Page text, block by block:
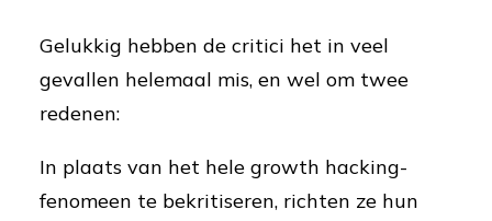
Gelukkig hebben de critici het in veel
gevallen helemaal mis, en wel om twee
redenen:
In plaats van het hele growth hacking-
fenomeen te bekritiseren, richten ze hun